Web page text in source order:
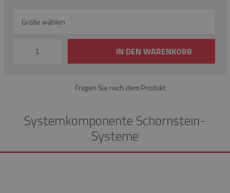
Größe wählen
IN DEN WARENKORB
Fragen Sie nach dem Produkt
Systemkomponente Schornstein-
Systeme